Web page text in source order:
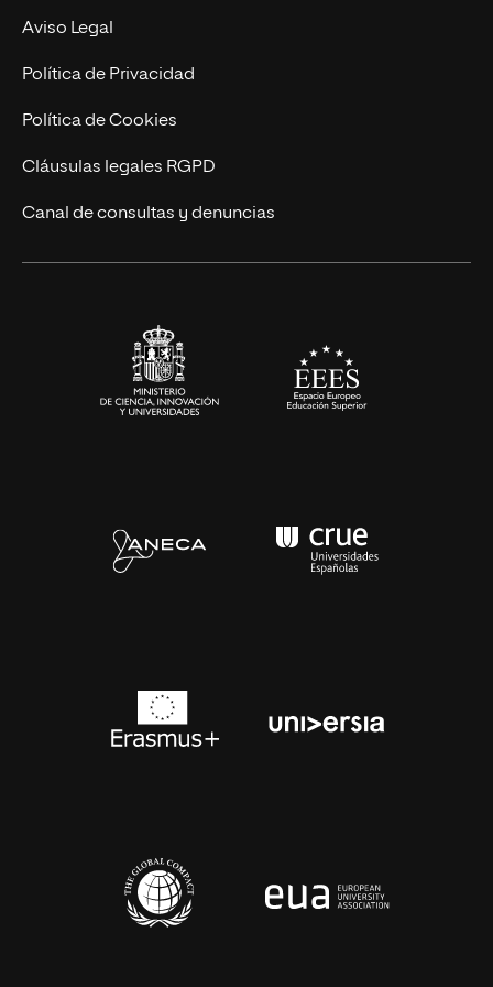
Experto Universitario
Postgrados
Cursos Universitarios
Nuestro Equipo
Trabaja en UNIR
Actualidad
UNIR Revista
Eventos
Aviso Legal
Política de Privacidad
Política de Cookies
Cláusulas legales RGPD
Canal de consultas y denuncias